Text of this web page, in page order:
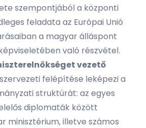
szempontjából a központi
feladata az Európai Unió
a magyar álláspont
való részvétel.
vezető
felépítése leképezi a
struktúrát: az egyes
diplomaták között
minisztérium, illetve számos